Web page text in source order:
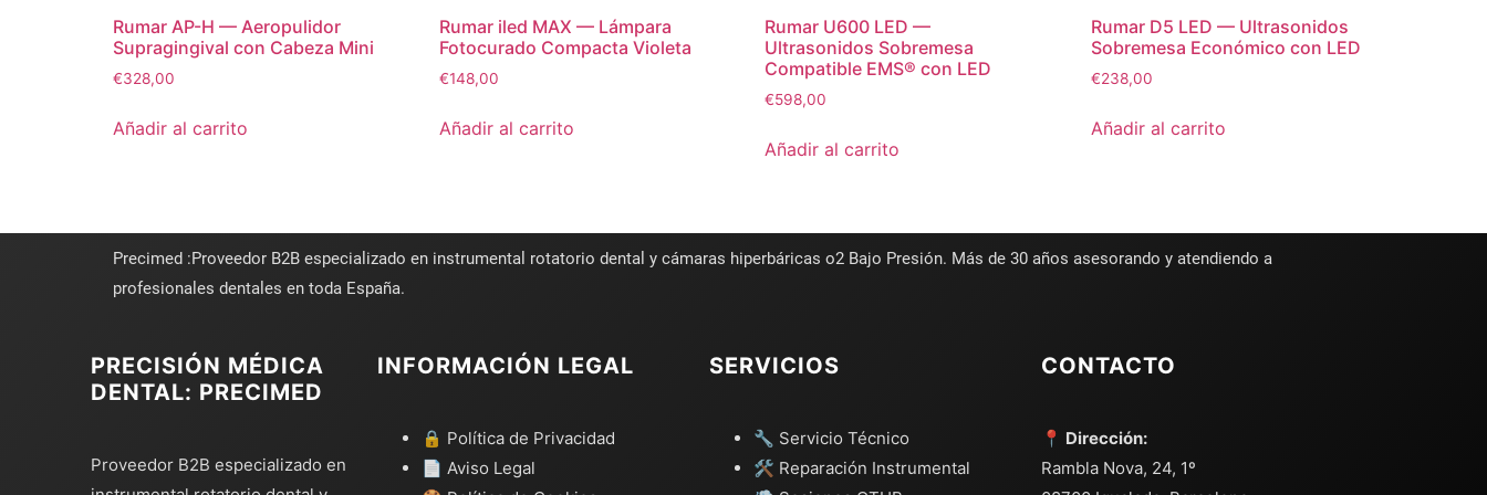
Rumar AP-H — Aeropulidor
Supragingival con Cabeza Mini
€328,00
Añadir al carrito
Rumar iled MAX — Lámpara
Fotocurado Compacta Violeta
€148,00
Añadir al carrito
Rumar U600 LED —
Ultrasonidos Sobremesa
Compatible EMS® con LED
€598,00
Añadir al carrito
Rumar D5 LED — Ultrasonidos
Sobremesa Económico con LED
€238,00
Añadir al carrito
Precimed :Proveedor B2B especializado en instrumental rotatorio dental y cámaras hiperbáricas o2 Bajo Presión. Más de 30 años asesorando y atendiendo a
profesionales dentales en toda España.
PRECISIÓN MÉDICA
DENTAL: PRECIMED
Proveedor B2B especializado en
INFORMACIÓN LEGAL
🔒 Política de Privacidad
📄 Aviso Legal
SERVICIOS
🔧 Servicio Técnico
🛠️ Reparación Instrumental
CONTACTO
📍 Dirección:
Rambla Nova, 24, 1º